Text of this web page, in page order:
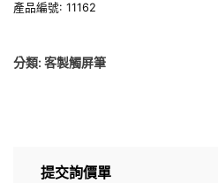
產品編號: 11162
分類: 客製觸屏筆
提交詢價單